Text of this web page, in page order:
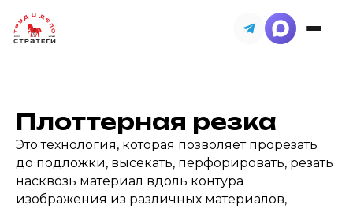
Плоттерная резка
Это технология, которая позволяет прорезать
до подложки, высекать, перфорировать, резать
насквозь материал вдоль контура
изображения из различных материалов,